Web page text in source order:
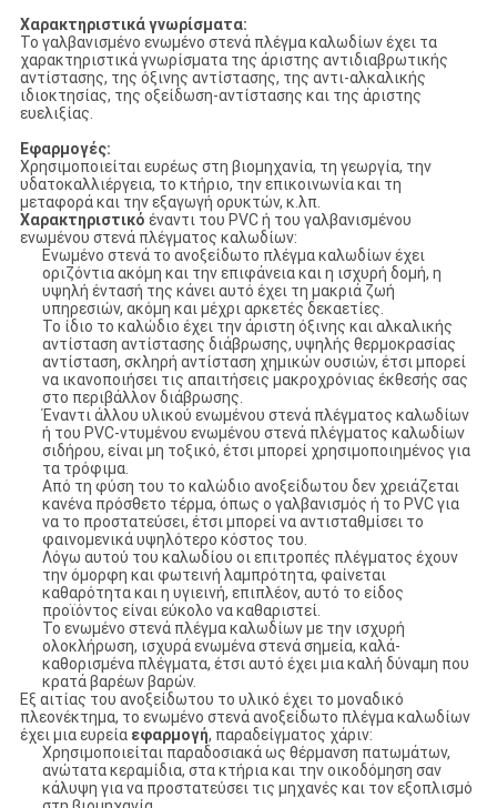
Χαρακτηριστικά γνωρίσματα:
Το γαλβανισμένο ενωμένο στενά πλέγμα καλωδίων έχει τα
χαρακτηριστικά γνωρίσματα της άριστης αντιδιαβρωτικής
αντίστασης, της όξινης αντίστασης, της αντι-αλκαλικής
ιδιοκτησίας, της οξείδωση-αντίστασης και της άριστης
ευελιξίας.
Εφαρμογές:
Χρησιμοποιείται ευρέως στη βιομηχανία, τη γεωργία, την
υδατοκαλλιέργεια, το κτήριο, την επικοινωνία και τη
μεταφορά και την εξαγωγή ορυκτών, κ.λπ.
Χαρακτηριστικό έναντι του PVC ή του γαλβανισμένου
ενωμένου στενά πλέγματος καλωδίων:
Ενωμένο στενά το ανοξείδωτο πλέγμα καλωδίων έχει
οριζόντια ακόμη και την επιφάνεια και η ισχυρή δομή, η
υψηλή έντασή της κάνει αυτό έχει τη μακριά ζωή
υπηρεσιών, ακόμη και μέχρι αρκετές δεκαετίες.
Το ίδιο το καλώδιο έχει την άριστη όξινης και αλκαλικής
αντίσταση αντίστασης διάβρωσης, υψηλής θερμοκρασίας
αντίσταση, σκληρή αντίσταση χημικών ουσιών, έτσι μπορεί
να ικανοποιήσει τις απαιτήσεις μακροχρόνιας έκθεσής σας
στο περιβάλλον διάβρωσης.
Έναντι άλλου υλικού ενωμένου στενά πλέγματος καλωδίων
ή του PVC-ντυμένου ενωμένου στενά πλέγματος καλωδίων
σιδήρου, είναι μη τοξικό, έτσι μπορεί χρησιμοποιημένος για
τα τρόφιμα.
Από τη φύση του το καλώδιο ανοξείδωτου δεν χρειάζεται
κανένα πρόσθετο τέρμα, όπως ο γαλβανισμός ή το PVC για
να το προστατεύσει, έτσι μπορεί να αντισταθμίσει το
φαινομενικά υψηλότερο κόστος του.
Λόγω αυτού του καλωδίου οι επιτροπές πλέγματος έχουν
την όμορφη και φωτεινή λαμπρότητα, φαίνεται
καθαρότητα και η υγιεινή, επιπλέον, αυτό το είδος
προϊόντος είναι εύκολο να καθαριστεί.
Το ενωμένο στενά πλέγμα καλωδίων με την ισχυρή
ολοκλήρωση, ισχυρά ενωμένα στενά σημεία, καλά-
καθορισμένα πλέγματα, έτσι αυτό έχει μια καλή δύναμη που
κρατά βαρέων βαρών.
Εξ αιτίας του ανοξείδωτου το υλικό έχει το μοναδικό
πλεονέκτημα, το ενωμένο στενά ανοξείδωτο πλέγμα καλωδίων
έχει μια ευρεία εφαρμογή, παραδείγματος χάριν:
Χρησιμοποιείται παραδοσιακά ως θέρμανση πατωμάτων,
ανώτατα κεραμίδια, στα κτήρια και την οικοδόμηση σαν
κάλυψη για να προστατεύσει τις μηχανές και τον εξοπλισμό